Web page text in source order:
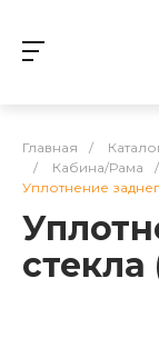
Главная /
/
Кабина/Рама
/
Уплотнение